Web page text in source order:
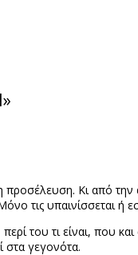
Κι από την
υπαινίσσεται ή
περί του τι είναι, που
γεγονότα.